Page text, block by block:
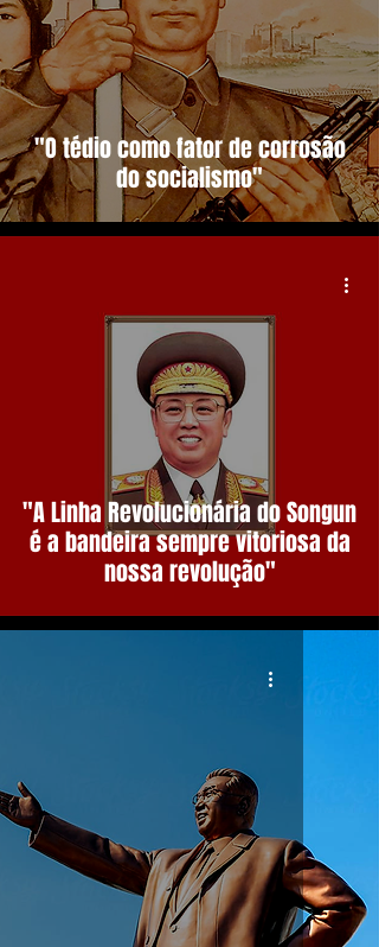
"O tédio como fator de corrosão
do socialismo"
"A Linha Revolucionária do Songun
é a bandeira sempre vitoriosa da
nossa revolução"